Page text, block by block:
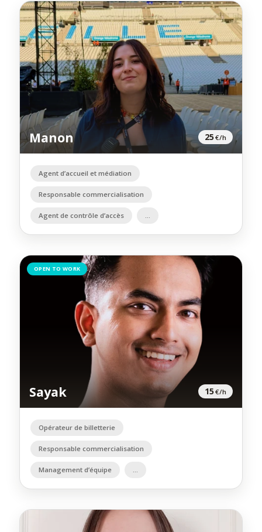
Manon 25€/h
Agent d’accueil et médiation
Responsable commercialisation
Agent de contrôle d’accès
OPEN TO WORK
Sayak 15€/h
Opérateur de billetterie
Responsable commercialisation
Management d’équipe